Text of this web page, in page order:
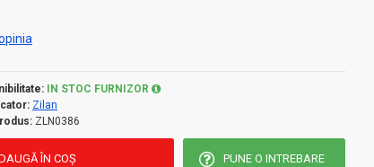
IN STOC FURNIZOR
Zilan
ZLN0386
ÎN COŞ PUNE O INTREBARE